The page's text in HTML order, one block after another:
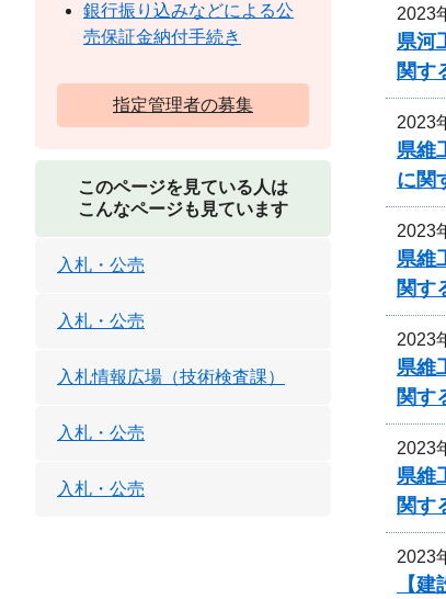
2023
県河
関す
2023
県維
に関
2023
県維
関す
2023
県維
関す
2023
県維
関す
2023
【
銀行振り込みなどによる公
売保証金納付手続き
指定管理者の募集
このページを見ている人は
こんなページも見ています
入札・公売
入札・公売
入札情報広場（技術検査課）
入札・公売
入札・公売